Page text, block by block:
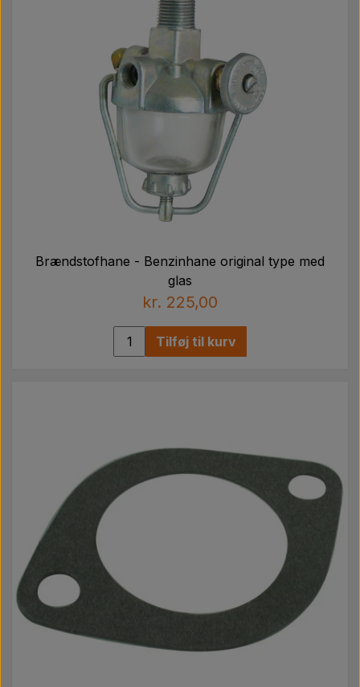
Brændstofhane - Benzinhane original type med
glas
kr. 225,00
Tilføj til kurv